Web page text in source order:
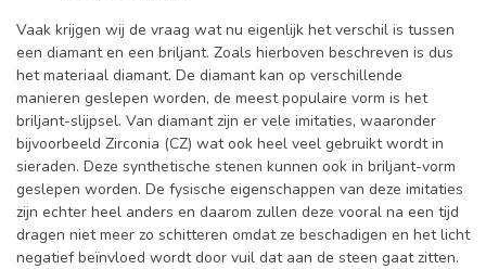
Vaak krijgen wij de vraag wat nu eigenlijk het verschil is tussen
een diamant en een briljant. Zoals hierboven beschreven is dus
het materiaal diamant. De diamant kan op verschillende
manieren geslepen worden, de meest populaire vorm is het
briljant-slijpsel. Van diamant zijn er vele imitaties, waaronder
bijvoorbeeld Zirconia (CZ) wat ook heel veel gebruikt wordt in
sieraden. Deze synthetische stenen kunnen ook in briljant-vorm
geslepen worden. De fysische eigenschappen van deze imitaties
zijn echter heel anders en daarom zullen deze vooral na een tijd
dragen niet meer zo schitteren omdat ze beschadigen en het licht
negatief beïnvloed wordt door vuil dat aan de steen gaat zitten.